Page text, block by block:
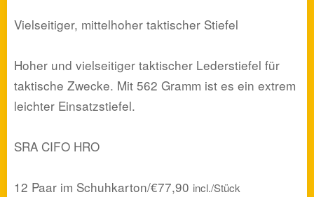
Vielseitiger, mittelhoher taktischer Stiefel
Hoher und vielseitiger taktischer Lederstiefel für
taktische Zwecke. Mit 562 Gramm ist es ein extrem
leichter Einsatzstiefel.
SRA CIFO HRO
12 Paar im Schuhkarton/€77,90 incl./Stück